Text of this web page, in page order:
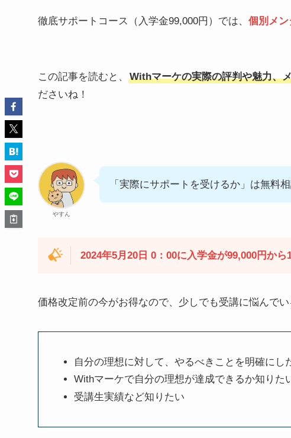
徹底サポートコース（入学金99,000円）では、 個別メン
この記事を読むと、 Withマーケの実際の評判や魅力、
ださいね！
やすん
「実際にサポートを受けるか」は無料
2024年5月20日 0：00に入学金が99,000円から
価格改定前の今がお得なので、少しでも受講に悩んで
自分の理想に対して、やるべきことを明確にし
Withマーケで自分の理想が達成できるか知りた
受講生実績など知りたい